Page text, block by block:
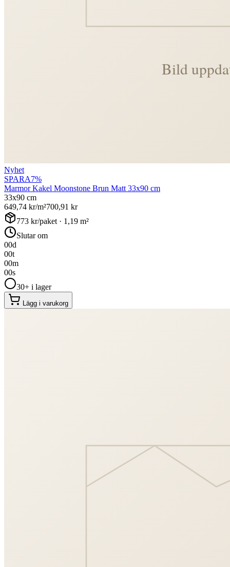
Nyhet
SPARA7%
Marmor Kakel Moonstone Brun Matt 33x90 cm
33x90 cm
649,74 kr/m²700,91 kr
773 kr/paket · 1,19 m²
Slutar om
00d
00t
00m
00s
30+ i lager
Lägg i varukorg